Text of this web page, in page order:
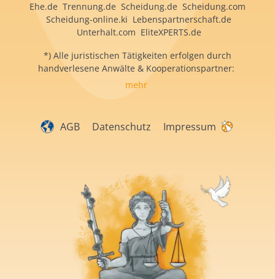
Ehe.de Trennung.de Scheidung.de Scheidung.com
Scheidung-online.ki Lebenspartnerschaft.de
Unterhalt.com EliteXPERTS.de
*) Alle juristischen Tätigkeiten erfolgen durch
handverlesene Anwälte & Kooperationspartner:
mehr
AGB Datenschutz Impressum